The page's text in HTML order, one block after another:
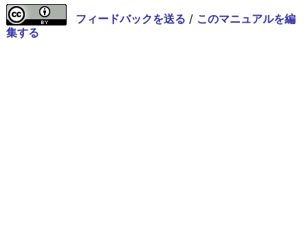
フィードバックを送る / このマニュアルを編
集する